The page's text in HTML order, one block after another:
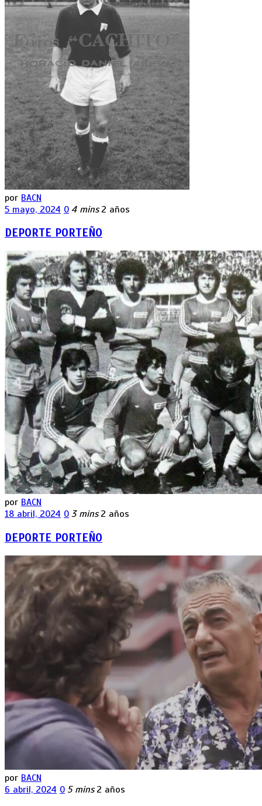
por BACN
5 mayo, 2024 0 4 mins 2 años
DEPORTE PORTEÑO
por BACN
18 abril, 2024 0 3 mins 2 años
DEPORTE PORTEÑO
por BACN
6 abril, 2024 0 5 mins 2 años